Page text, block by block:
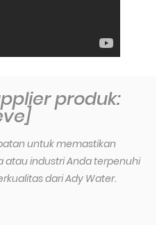
produk:
untuk memastikan
industri Anda terpenuhi
dari Ady Water.